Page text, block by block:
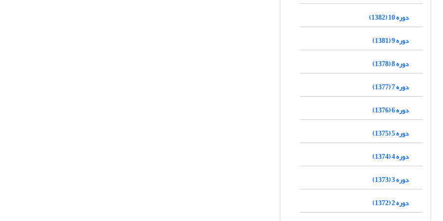
دوره 10 (1382)
دوره 9 (1381)
دوره 8 (1378)
دوره 7 (1377)
دوره 6 (1376)
دوره 5 (1375)
دوره 4 (1374)
دوره 3 (1373)
دوره 2 (1372)